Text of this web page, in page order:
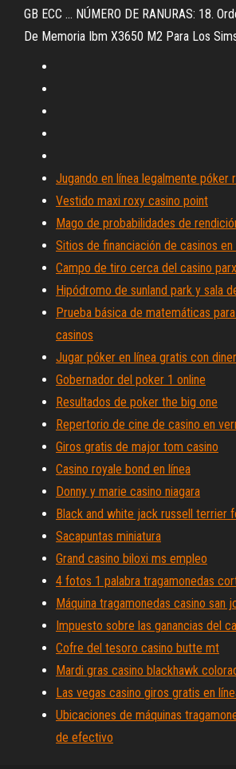
GB ECC ... NÚMERO DE RANURAS: 18.
De Memoria Ibm X3650 M2 Para Los
Jugando en línea legalmente póker
Vestido maxi roxy casino point
Mago de probabilidades de
Sitios de financiación de casinos en
Campo de tiro cerca del casino parx
Hipódromo de sunland park y sala
Prueba básica de matemáticas
casinos
Jugar póker en línea gratis con
Gobernador del poker 1 online
Resultados de poker the big one
Repertorio de cine de casino en
Giros gratis de major tom casino
Casino royale bond en línea
Donny y marie casino niagara
Black and white jack russell terrier
Sacapuntas miniatura
Grand casino biloxi ms empleo
4 fotos 1 palabra tragamonedas
Máquina tragamonedas casino san
Impuesto sobre las ganancias del
Cofre del tesoro casino butte mt
Mardi gras casino blackhawk
Las vegas casino giros gratis en
Ubicaciones de máquinas
de efectivo